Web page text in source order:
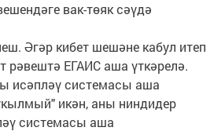
вак-төяк сәүдә
Әгәр кибет шешәне кабул итеп
рәвештә ЕГАИС аша үткәрелә.
исәпләү системасы аша
икән, аны ниндидер
системасы аша